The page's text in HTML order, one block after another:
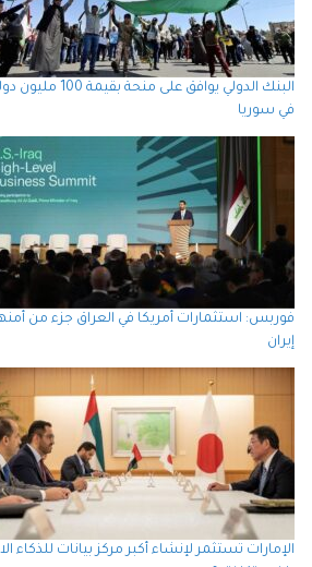
البنك الدولي
في سوريا
فوربس: استثمارات أمريكا في العراق جزء من
إيران
الإمارات تستثمر لإنشاء أكبر مركز بيانات للذكاء